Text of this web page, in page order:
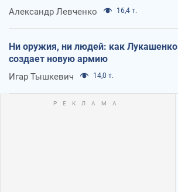
Александр Левченко 16,4 т.
Ни оружия, ни людей: как Лукашенко
создает новую армию
Игар Тышкевич 14,0 т.